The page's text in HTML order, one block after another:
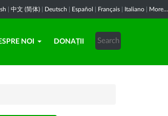
中文 (简体) Deutsch Español Français Italiano More...
NOI DONAȚII